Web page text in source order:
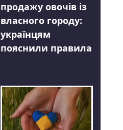
продажу овочів із
власного городу:
українцям
пояснили правила